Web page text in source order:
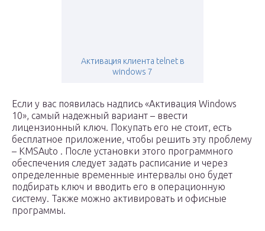
Активация клиента telnet в
windows 7
Если у вас появилась надпись «Активация Windows
10», самый надежный вариант – ввести
лицензионный ключ. Покупать его не стоит, есть
бесплатное приложение, чтобы решить эту проблему
– KMSAuto . После установки этого программного
обеспечения следует задать расписание и через
определенные временные интервалы оно будет
подбирать ключ и вводить его в операционную
систему. Также можно активировать и офисные
программы.